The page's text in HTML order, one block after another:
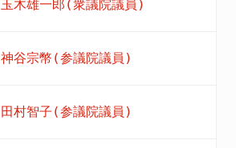
玉木雄一郎(衆議院議員)
神谷宗幣(参議院議員)
田村智子(参議院議員)